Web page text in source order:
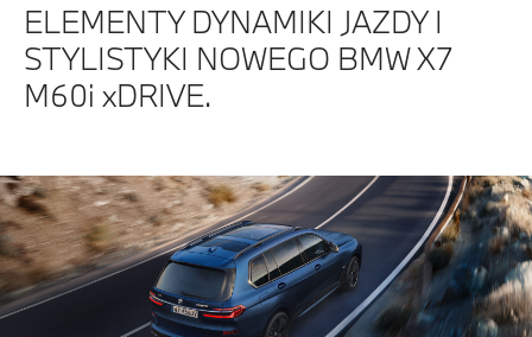
ELEMENTY DYNAMIKI JAZDY I
STYLISTYKI NOWEGO BMW X7
M60i xDRIVE.